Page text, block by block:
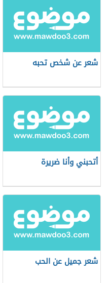
شعر عن شخص تحبه
أتحبني وأنا ضريرة
شعر جميل عن الحب